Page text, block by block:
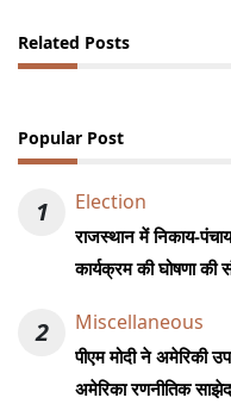
Related Posts
Popular Post
1 Election
राजस्थान में निकाय-
कार्यक्रम की घोषणा की
2 Miscellaneous
पीएम मोदी ने अमेरिकी
अमेरिका रणनीतिक